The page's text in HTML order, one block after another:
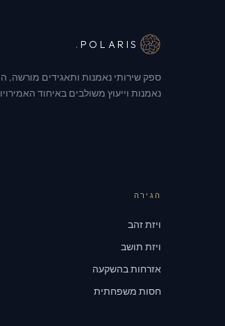
POLARIS
.
ספק שירותי נאמנות ותאגידים מורשה,
נאמנות וייעוץ משולבים באיחוד
הגירה
ויזת זהב
ויזת תושב
אזרחות בהשקעה
חסות משפחתית